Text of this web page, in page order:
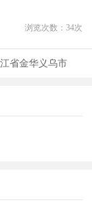
浏览次数： 34次
省金华义乌市